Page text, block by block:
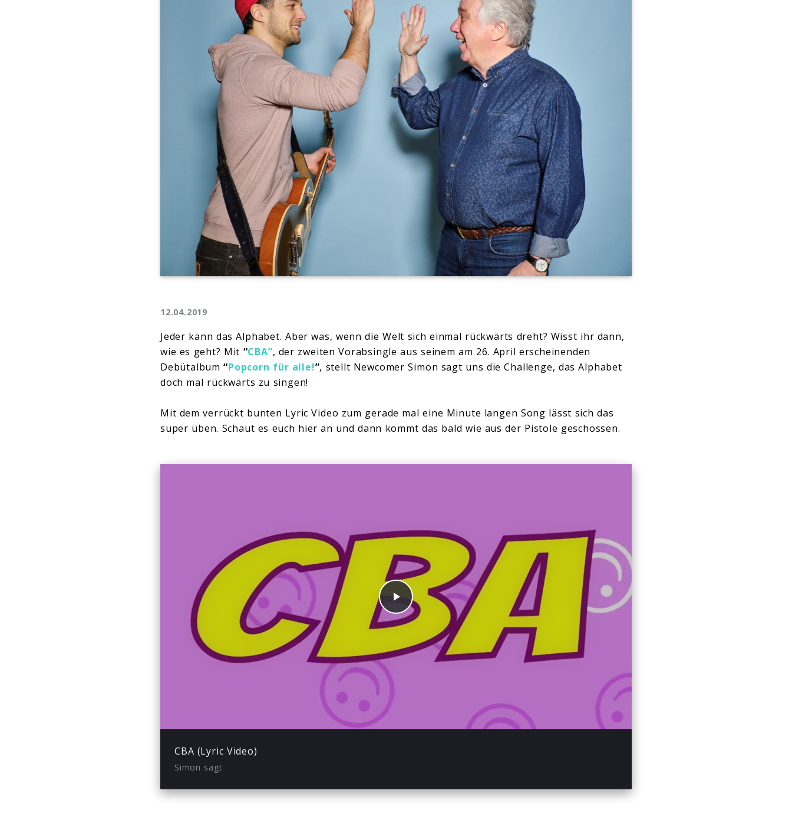
12.04.2019
Jeder kann das Alphabet. Aber was, wenn die Welt sich einmal rückwärts dreht? Wisst ihr dann,
wie es geht? Mit “CBA”, der zweiten Vorabsingle aus seinem am 26. April erscheinenden
Debütalbum“Popcorn für alle!”, stellt Newcomer Simon sagt uns die Challenge, das Alphabet
doch mal rückwärts zu singen!
Mit dem verrückt bunten Lyric Video zum gerade mal eine Minute langen Song lässt sich das
super üben. Schaut es euch hier an und dann kommt das bald wie aus der Pistole geschossen.
Play
00:58
Mute
Enter
Play
CBA (Lyric Video)
Simon sagt